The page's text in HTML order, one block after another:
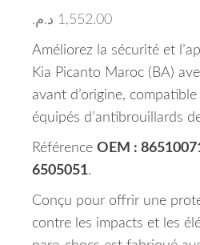
1,552.00 د.م.
Améliorez la sécurité et
Kia Picanto Maroc (BA)
avant d’origine,
équipés d’antibrouillards
Référence OEM :
6505051.
Conçu pour offrir une
contre les impacts et les